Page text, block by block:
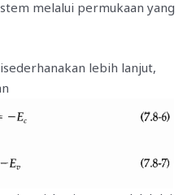
melalui permukaan yang
lebih lanjut,